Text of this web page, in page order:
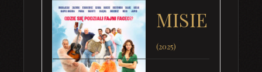
MISIE
(2025)